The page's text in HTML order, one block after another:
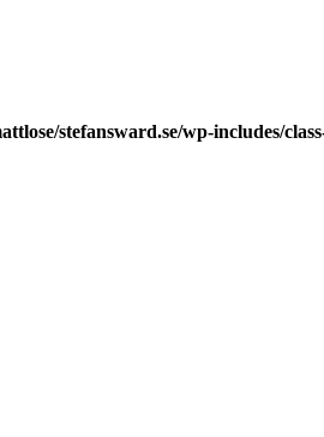
stefansward.se/wp-includes/